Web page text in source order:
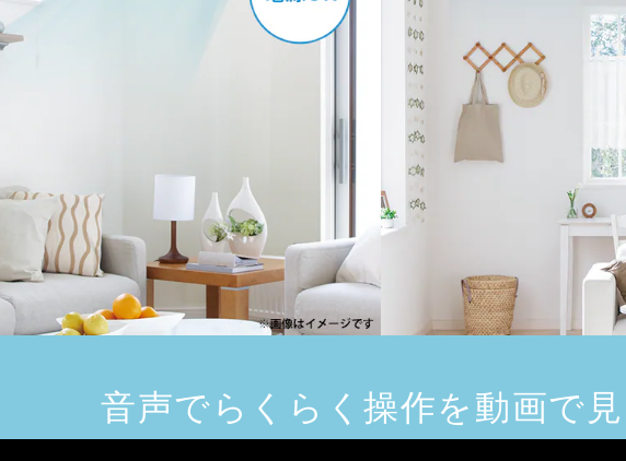
音声でらくらく操作を動画で